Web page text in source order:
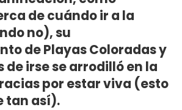
de cuándo ir a la
no), su
de Playas Coloradas y
de irse se arrodilló en la
por estar viva (esto
tan así).